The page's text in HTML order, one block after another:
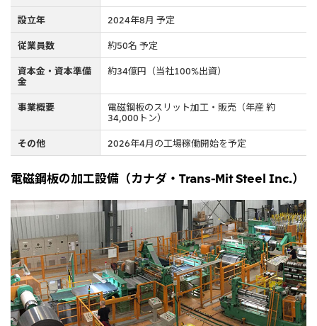
インドネシア 三井物産株式会社
韓国三井物産株式会社
三井物産（中国）有限公司
三井物産（上海）貿易有限公司
三井物産（広東）貿易有限公司
三井物産（香港）有限公司
大洋州
豪州三井物産株式会社
設立年
2024年8月 予定
従業員数
約50名 予定
資本金・資本準備
金
約34億円（当社100%出資）
事業概要 電磁鋼板のスリット加工・販売（年産 約
34,000トン）
その他
2026年4月の工場稼働開始を予定
電磁鋼板の加工設備（カナダ・Trans-Mit Steel Inc.）